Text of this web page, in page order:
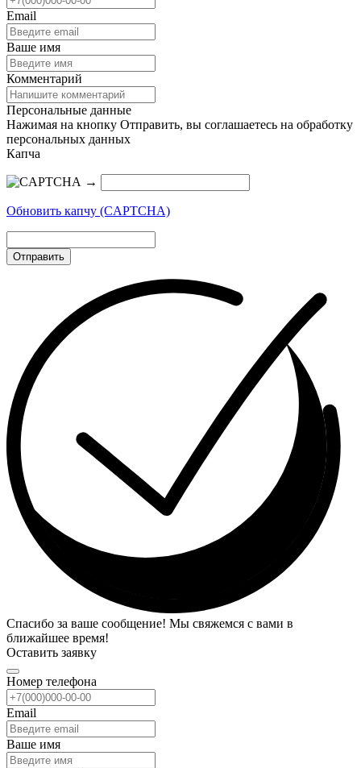
Email
Ваше имя
Комментарий
Персональные данные
Нажимая на кнопку Отправить, вы соглашаетесь на обработку
персональных данных
Капча
→
Обновить капчу (CAPTCHA)
Отправить
Спасибо за ваше сообщение! Мы свяжемся с вами в
ближайшее время!
Оставить заявку
Номер телефона
Email
Ваше имя